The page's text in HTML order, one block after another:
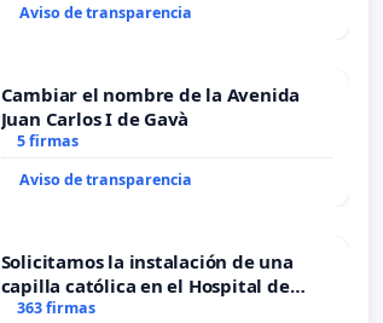
Aviso de transparencia
Cambiar el nombre de la Avenida
Juan Carlos I de Gavà
5 firmas
Aviso de transparencia
Solicitamos la instalación de una
capilla católica en el Hospital de
Alcañiz
363 firmas